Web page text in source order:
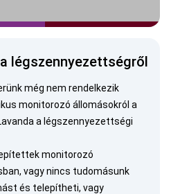
légszennyezettségről
még nem rendelkezik
monitorozó állomásokról a
a légszennyezettségi
monitorozó
vagy nincs tudomásunk
és telepítheti, vagy